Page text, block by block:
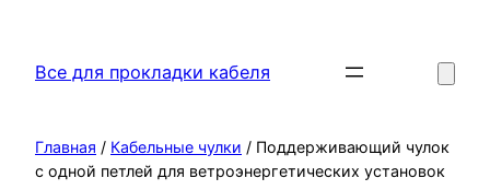
содержимому
Все для прокладки кабеля
Главная / Кабельные чулки / Поддерживающий чулок
с одной петлей для ветроэнергетических установок